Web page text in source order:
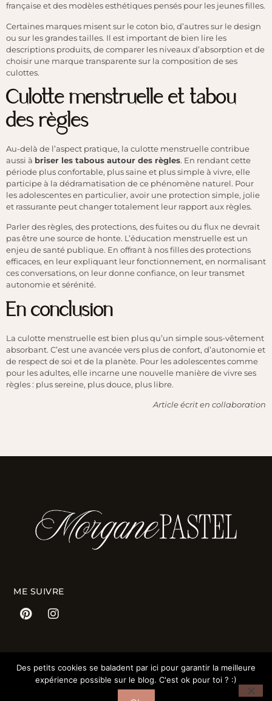
française et des modèles esthétiques pensés pour les jeunes filles.
Certaines marques misent sur le coton bio, d’autres sur le design
ou sur les grandes tailles. Il est important de bien lire les
descriptions produits, de comparer les niveaux d’absorption et de
choisir une marque transparente sur la composition de ses
culottes.
Culotte menstruelle et tabou
des règles
Au-delà de l’aspect pratique, la culotte menstruelle contribue
aussi à briser les tabous autour des règles. En rendant cette
période plus confortable, plus saine et plus simple à vivre, elle
participe à la dédramatisation de ce phénomène naturel. Pour
les adolescentes en particulier, avoir une protection simple, jolie
et rassurante peut changer totalement leur rapport aux règles.
Parler des règles, des protections, des fuites ou du flux ne devrait
pas être une source de honte. L’éducation menstruelle est un
enjeu de santé publique. En offrant à nos filles des protections
efficaces, en leur expliquant leur fonctionnement, en normalisant
ces conversations, on leur donne confiance, on leur transmet
autonomie et sérénité.
En conclusion
La culotte menstruelle est bien plus qu’un simple sous-vêtement
absorbant. C’est une avancée vers plus de confort, d’autonomie et
de respect de soi et de la planète. Pour les adolescentes comme
pour les adultes, elle incarne une nouvelle manière de vivre ses
règles : plus sereine, plus douce, plus libre.
Article écrit en collaboration
ME SUIVRE
Mode
Des petits cookies se baladent par ici pour garantir la meilleure
expérience possible sur le blog. C'est ok pour toi ? :)